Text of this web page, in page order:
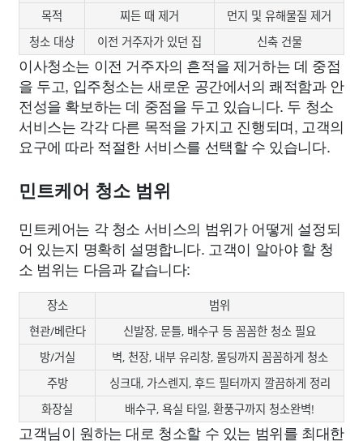
목적
찌든 때 제거
먼지 및 유해물질 제거
청소 대상
이전 거주자가 있던 집 신축 건물
이사청소는 이전 거주자의 흔적을 제거하는 데 중점
을 두고, 입주청소는 새로운 공간에서의 쾌적함과 안
전성을 확보하는 데 중점을 두고 있습니다. 두 청소
서비스는 각각 다른 목적을 가지고 진행되며, 고객의
요구에 따라 적절한 서비스를 선택할 수 있습니다.
민트케어 청소 범위
민트케어는 각 청소 서비스의 범위가 어떻게 설정되
어 있는지 명확히 설명합니다. 고객이 알아야 할 청
소 범위는 다음과 같습니다:
장소
범위
현관/베란다
신발장, 문틀, 배수구 등 꼼꼼한 청소 필요
방/거실
벽, 천장, 내부 유리창, 몰딩까지 꼼꼼하게 청소
주방
싱크대, 가스렌지, 후드 필터까지 깔끔하게 정리
화장실
배수구, 욕실 타일, 환풍구까지 청소완벽!
고객님이 원하는 대로 청소할 수 있는 범위를 최대한